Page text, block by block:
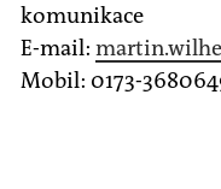
komunikace
E-mail:
Mobil: 0173-